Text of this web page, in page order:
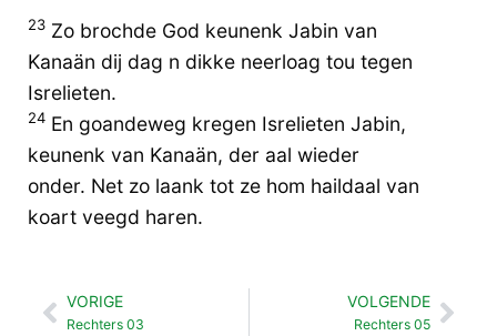
23 Zo brochde God keunenk Jabin van
Kanaän dij dag n dikke neerloag tou tegen
Isrelieten.
24 En goandeweg kregen Isrelieten Jabin,
keunenk van Kanaän, der aal wieder
onder. Net zo laank tot ze hom haildaal van
koart veegd haren.
Vorige
VORIGE
Rechters 03
VOLGENDE
Rechters 05